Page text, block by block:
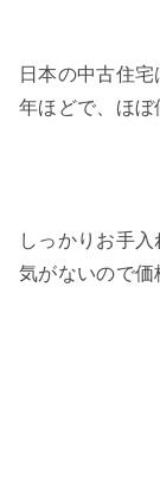
日本の中古住
年ほどで、ほぼ
しっかりお手
気がないので価